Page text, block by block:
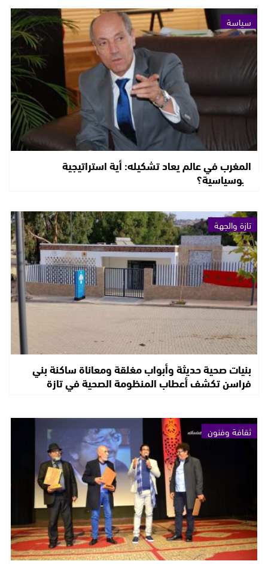
سياسة
المغرب في عالم يعاد تشكيله: أية استراتيجية
جيوسياسية؟
تازة والجهة
بنيات صحية حديثة وأبواب مغلقة ومعاناة ساكنة بني
فراسن تكشف أعطاب المنظومة الصحية في تازة
ثقافة وفنون